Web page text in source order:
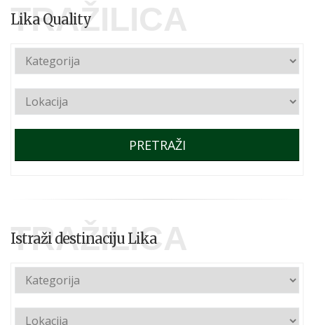
TRAŽILICA
Lika Quality
PRETRAŽI
TRAŽILICA
Istraži destinaciju Lika